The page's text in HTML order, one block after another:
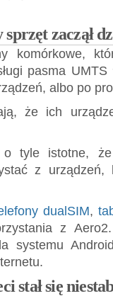
zaczął
komórkowe,
pasma
albo po
że ich
tyle istotne, że
z urządzeń,
dualSIM,
z
systemu
stał się